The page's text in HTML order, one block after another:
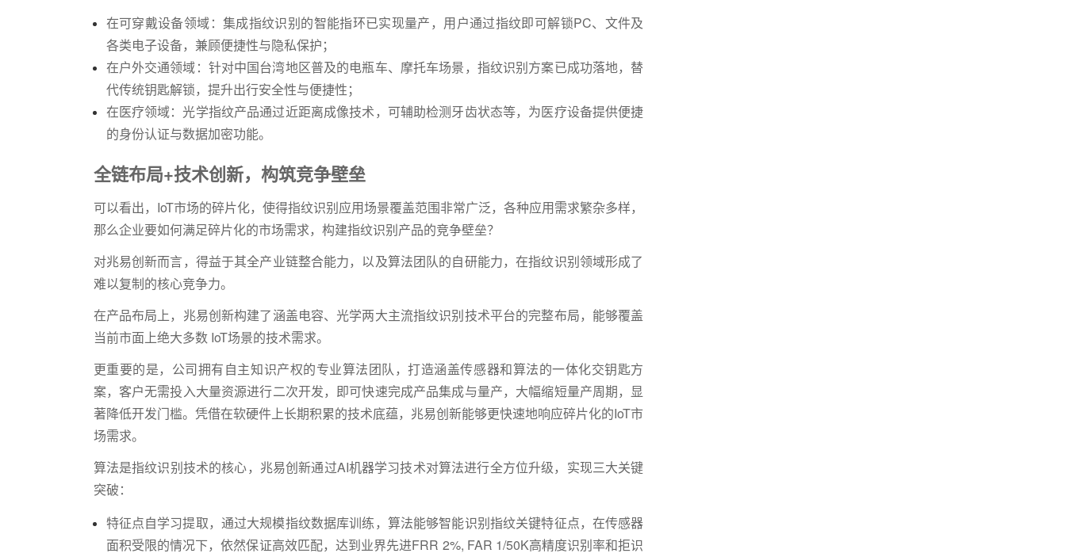
在可穿戴设备领域：集成指纹识别的智能指环已实现量产，用户通过指纹即可解锁PC、文件及
各类电子设备，兼顾便捷性与隐私保护；
在户外交通领域：针对中国台湾地区普及的电瓶车、摩托车场景，指纹识别方案已成功落地，替
代传统钥匙解锁，提升出行安全性与便捷性；
在医疗领域：光学指纹产品通过近距离成像技术，可辅助检测牙齿状态等，为医疗设备提供便捷
的身份认证与数据加密功能。
全链布局+技术创新，构筑竞争壁垒
可以看出，IoT市场的碎片化，使得指纹识别应用场景覆盖范围非常广泛，各种应用需求繁杂多样，
那么企业要如何满足碎片化的市场需求，构建指纹识别产品的竞争壁垒？
对兆易创新而言，得益于其全产业链整合能力，以及算法团队的自研能力，在指纹识别领域形成了
难以复制的核心竞争力。
在产品布局上，兆易创新构建了涵盖电容、光学两大主流指纹识别技术平台的完整布局，能够覆盖
当前市面上绝大多数 IoT场景的技术需求。
更重要的是，公司拥有自主知识产权的专业算法团队，打造涵盖传感器和算法的一体化交钥匙方
案，客户无需投入大量资源进行二次开发，即可快速完成产品集成与量产，大幅缩短量产周期，显
著降低开发门槛。凭借在软硬件上长期积累的技术底蕴，兆易创新能够更快速地响应碎片化的IoT市
场需求。
算法是指纹识别技术的核心，兆易创新通过AI机器学习技术对算法进行全方位升级，实现三大关键
突破：
特征点自学习提取，通过大规模指纹数据库训练，算法能够智能识别指纹关键特征点，在传感器
面积受限的情况下，依然保证高效匹配，达到业界先进FRR 2%, FAR 1/50K高精度识别率和拒识